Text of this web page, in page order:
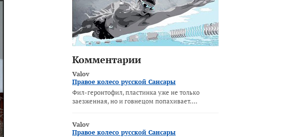
Комментарии
Valov
Правое колесо русской Сансары
Фил-геронтофил, пластинка уже не только
заезженная, но и говнецом попахивает.…
Valov
Правое колесо русской Сансары